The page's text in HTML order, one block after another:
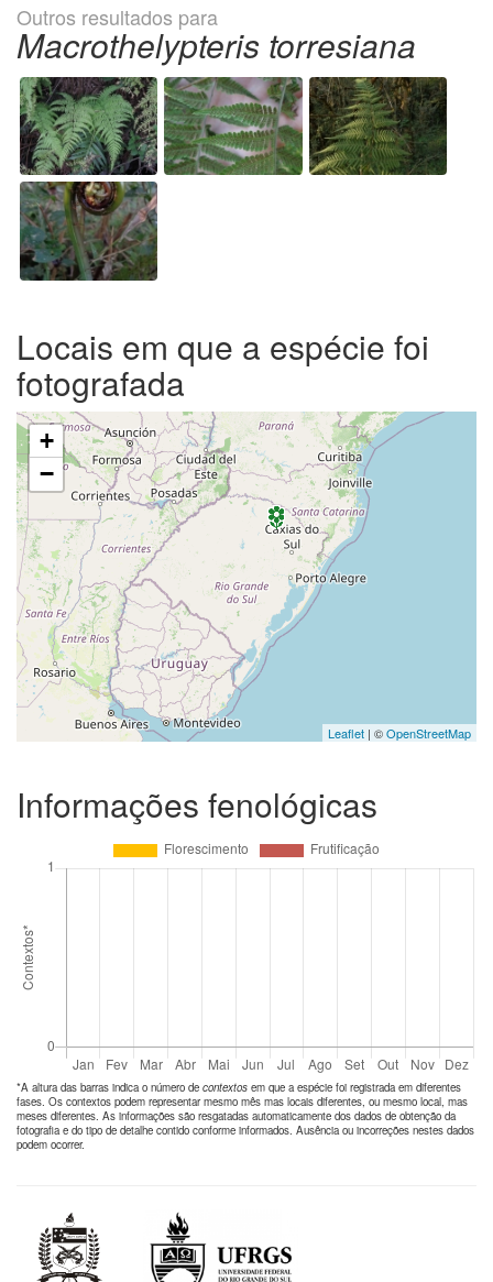
Outros resultados para
Macrothelypteris torresiana
Locais em que a espécie foi
fotografada
+
−
Leaflet | ©OpenStreetMap
Informações fenológicas
*A altura das barras indica o número de contextos em que a espécie foi registrada em diferentes
fases. Os contextos podem representar mesmo mês mas locais diferentes, ou mesmo local, mas
meses diferentes. As informações são resgatadas automaticamente dos dados de obtenção da
fotografia e do tipo de detalhe contido conforme informados. Ausência ou incorreções nestes dados
podem ocorrer.